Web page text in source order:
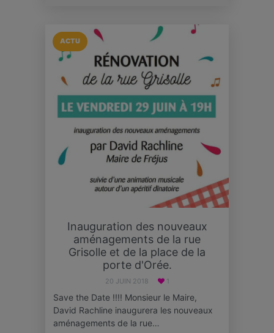
ACTU
Inauguration des nouveaux
aménagements de la rue
Grisolle et de la place de la
porte d'Orée.
20 JUIN 2018 1
Save the Date !!!! Monsieur le Maire,
David Rachline inaugurera les nouveaux
aménagements de la rue…